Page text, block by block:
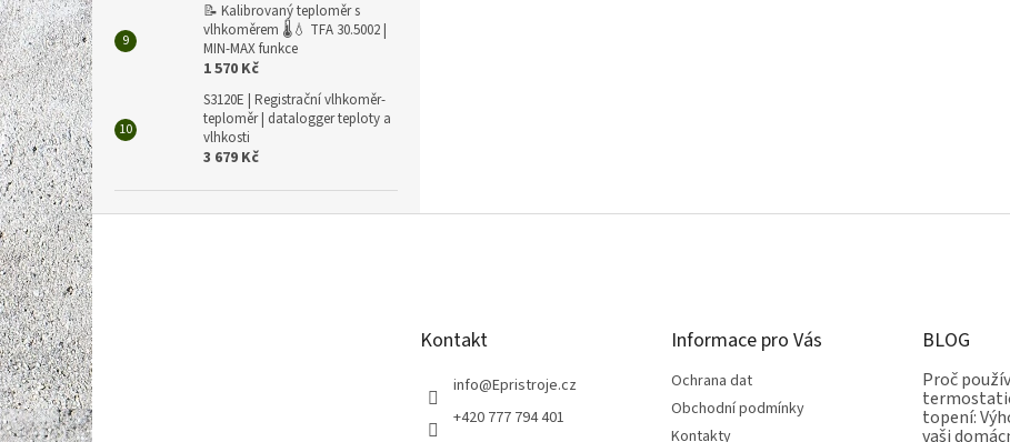
📝 Kalibrovaný teploměr s
vlhkoměrem 🌡️💧 TFA 30.5002 |
MIN-MAX funkce
1 570 Kč
S3120E | Registrační vlhkoměr-
teploměr | datalogger teploty a
vlhkosti
3 679 Kč
Z
á
p
a
t
í Kontakt
info@Epristroje.cz
+420 777 794 401
Informace pro Vás
Ochrana dat
Obchodní podmínky
Kontakty
BLOG
Proč
topení:
vaši